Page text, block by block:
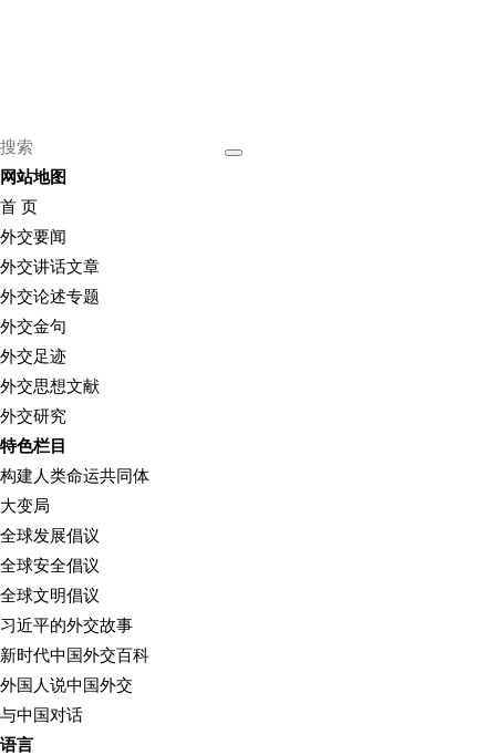
网站地图
首 页
外交要闻
外交讲话文章
外交论述专题
外交金句
外交足迹
外交思想文献
外交研究
特色栏目
构建人类命运共同体
大变局
全球发展倡议
全球安全倡议
全球文明倡议
习近平的外交故事
新时代中国外交百科
外国人说中国外交
与中国对话
语言